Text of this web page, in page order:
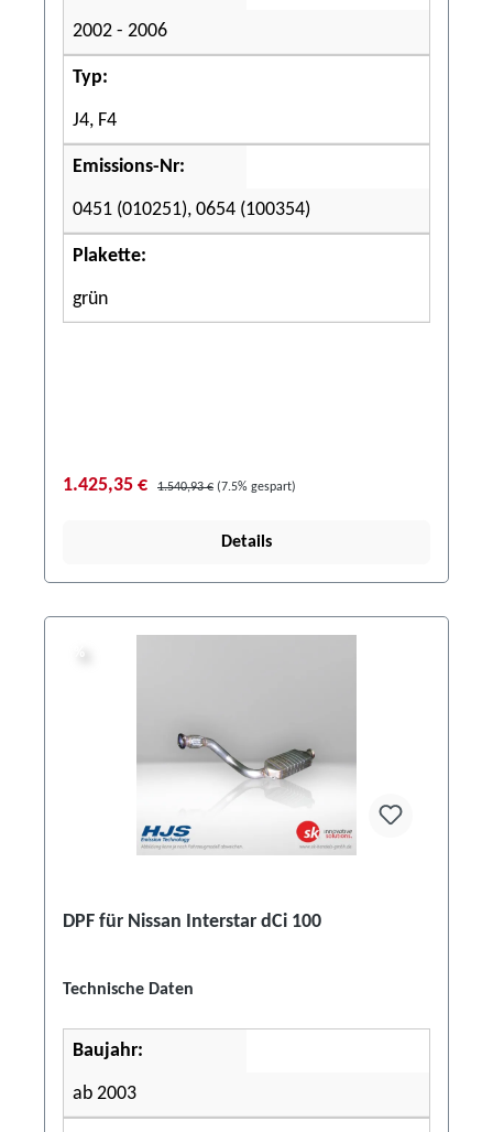
2002 - 2006
Typ:
J4, F4
Emissions-Nr:
0451 (010251), 0654 (100354)
Plakette:
grün
1.425,35 € 1.540,93 € (7.5% gespart)
Details
DPF für Nissan Interstar dCi 100
Technische Daten
Baujahr:
ab 2003